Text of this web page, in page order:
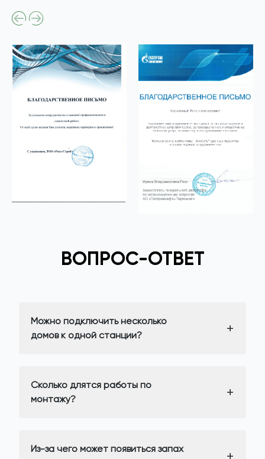
ВОПРОС-ОТВЕТ
Можно подключить несколько
домов к одной станции?
Сколько длятся работы по
монтажу?
Из-за чего может появиться запах